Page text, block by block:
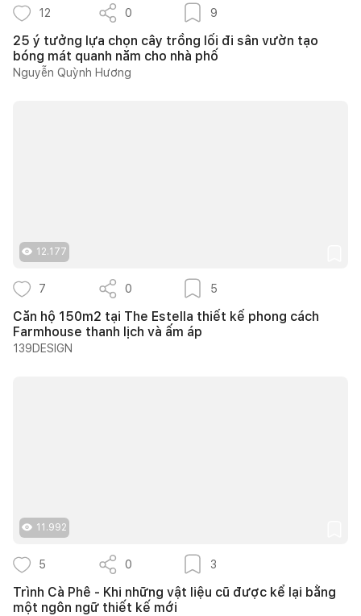
12 0 9
25 ý tưởng lựa chọn cây trồng lối đi sân vườn tạo
bóng mát quanh năm cho nhà phố
Nguyễn Quỳnh Hương
12.177
7 0 5
Căn hộ 150m2 tại The Estella thiết kế phong cách
Farmhouse thanh lịch và ấm áp
139DESIGN
11.992
5 0 3
Trình Cà Phê - Khi những vật liệu cũ được kể lại bằng
một ngôn ngữ thiết kế mới